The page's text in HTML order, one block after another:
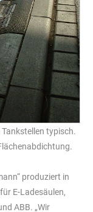
typisch.
produziert in
E-Ladesäulen,
ABB. „Wir